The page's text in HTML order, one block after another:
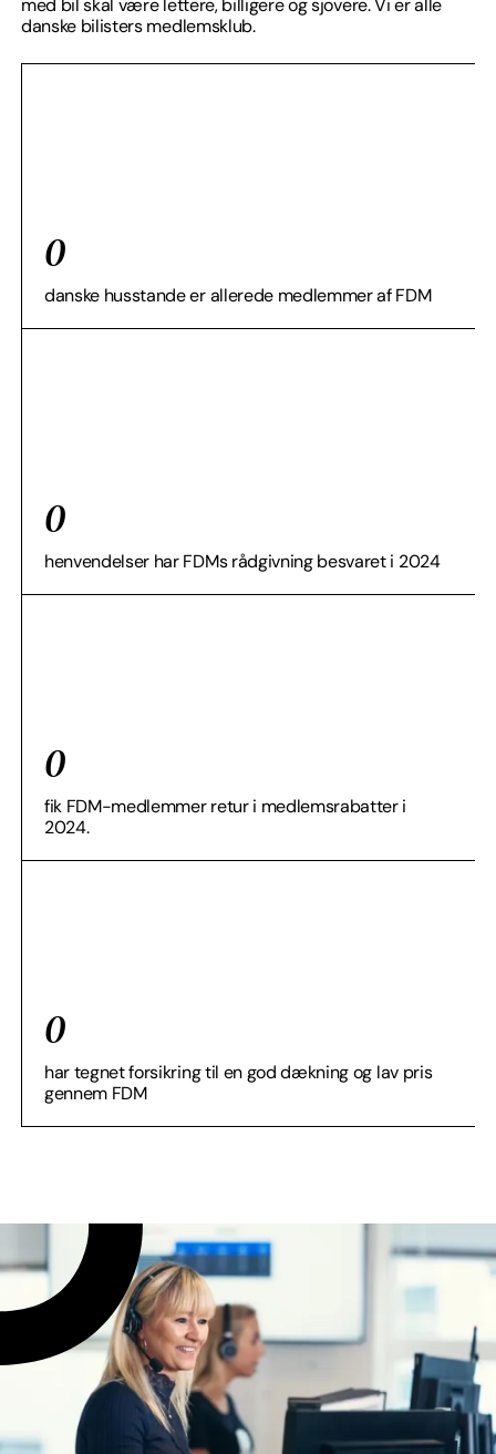
med bil skal være lettere, billigere og sjovere. Vi er alle
danske bilisters medlemsklub.
0
danske husstande er allerede medlemmer af FDM
0
henvendelser har FDMs rådgivning besvaret​ i 2024
0
fik FDM-medlemmer retur i medlemsrabatter i
2024.
0
har tegnet forsikring til en god dækning og lav pris
gennem FDM